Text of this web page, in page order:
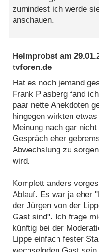
zumindest ich werde
anschauen.
Helmprobst am
tvforen.de
Hat es noch jemand
Frank Plasberg fand
paar nette Anekdoten
hingegen wirkten
Meinung nach gar
Gespräch eher
Abwechslung zu
wird.
Komplett anders
Ablauf. Es war ja eher
der Jürgen von der
Gast sind". Ich frage
künftig bei der
Lippe einfach fester
wechselnden Gast sein